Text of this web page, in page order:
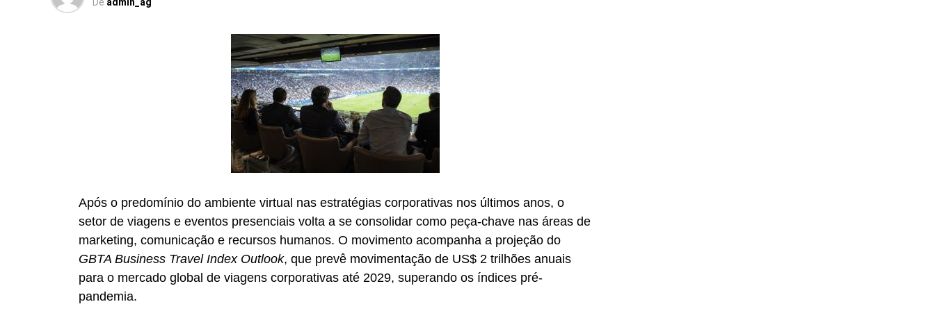
principalmente, para os profissionais que atuam na montagem e na desmontagem dos
eventos. Acreditamos que o fortalecimento do setor passa pela valorização das pessoas
que transformam projetos em realidade e fazem a nossa indústria crescer”.
Após o predomínio do ambiente virtual nas estratégias corporativas nos últimos anos, o
setor de viagens e eventos presenciais volta a se consolidar como peça-chave nas áreas de
marketing, comunicação e recursos humanos. O movimento acompanha a projeção do
GBTA Business Travel Index Outlook, que prevê movimentação de US$ 2 trilhões anuais
para o mercado global de viagens corporativas até 2029, superando os índices pré-
pandemia.